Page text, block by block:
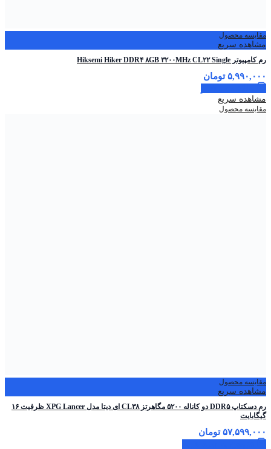
مقایسه محصول
مشاهده سریع
رم کامپیوتر Hiksemi Hiker DDR۴ ۸GB ۳۲۰۰MHz CL۲۲ Single
۵,۹۹۰,۰۰۰ تومان
مشاهده سریع
مقایسه محصول
مقایسه محصول
مشاهده سریع
رم دسکتاپ DDR۵ دو کاناله ۵۲۰۰ مگاهرتز CL۳۸ ای دیتا مدل XPG Lancer ظرفیت ۱۶
گیگابایت
۵۷,۵۹۹,۰۰۰ تومان